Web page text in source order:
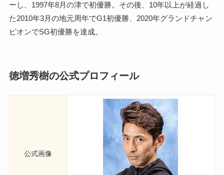
ーし、1997年8月の津で初優勝。その後、10年以上が経過し
た2010年3月の地元周年でG1初優勝、2020年グランドチャン
ピオンでSG初優勝を達成。
徳増秀樹の公式プロフィール
公式画像